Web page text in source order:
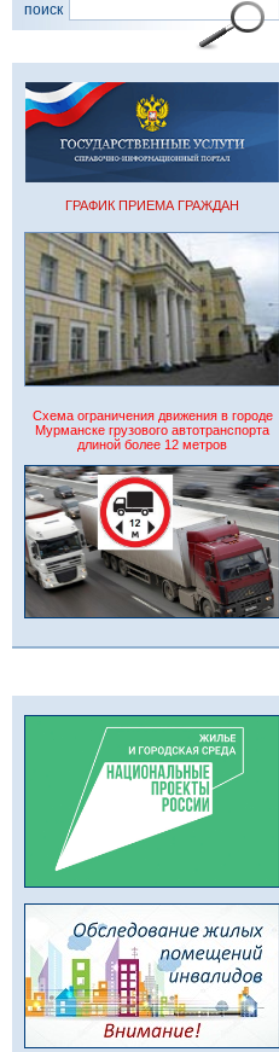
поиск
ГРАФИК ПРИЕМА ГРАЖДАН
Схема ограничения движения в городе
Мурманске грузового автотранспорта
длиной более 12 метров